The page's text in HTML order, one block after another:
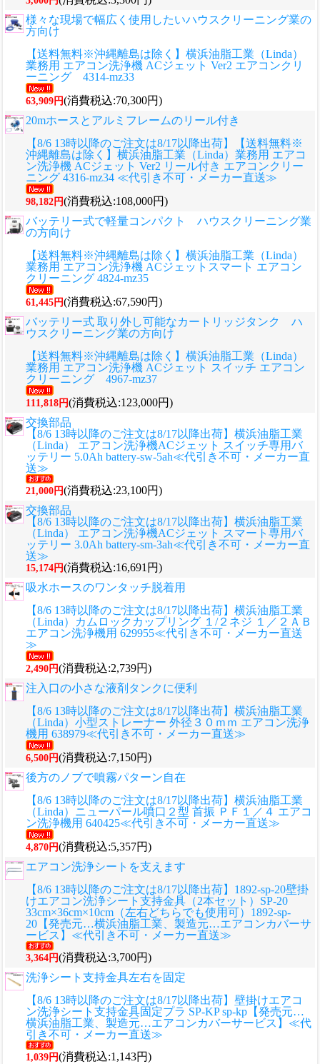
様々な現場で幅広く使用したいハウスクリーニング業の
方向け
【送料無料※沖縄離島は除く】横浜油脂工業（Linda）
業務用 エアコン洗浄機 ACジェット Ver2 エアコンクリ
ーニング 4314-mz33
63,909円(消費税込:70,300円)
20mホースとアルミフレームのリール付き
【8/6 13時以降のご注文は8/17以降出荷】【送料無料※
沖縄離島は除く】横浜油脂工業（Linda）業務用 エアコ
ン洗浄機 ACジェット Ver2 リール付き エアコンクリー
ニング 4316-mz34 ≪代引き不可・メーカー直送≫
98,182円(消費税込:108,000円)
バッテリー式で軽量コンパクト ハウスクリーニング業
の方向け
【送料無料※沖縄離島は除く】横浜油脂工業（Linda）
業務用 エアコン洗浄機 ACジェットスマート エアコン
クリーニング 4824-mz35
61,445円(消費税込:67,590円)
バッテリー式 取り外し可能なカートリッジタンク ハ
ウスクリーニング業の方向け
【送料無料※沖縄離島は除く】横浜油脂工業（Linda）
業務用 エアコン洗浄機 ACジェット スイッチ エアコン
クリーニング 4967-mz37
111,818円(消費税込:123,000円)
交換部品
【8/6 13時以降のご注文は8/17以降出荷】横浜油脂工業
（Linda） エアコン洗浄機ACジェット スイッチ専用バ
ッテリー 5.0Ah battery-sw-5ah≪代引き不可・メーカー直
送≫
21,000円(消費税込:23,100円)
交換部品
【8/6 13時以降のご注文は8/17以降出荷】横浜油脂工業
（Linda） エアコン洗浄機ACジェット スマート専用バ
ッテリー 3.0Ah battery-sm-3ah≪代引き不可・メーカー直
送≫
15,174円(消費税込:16,691円)
吸水ホースのワンタッチ脱着用
【8/6 13時以降のご注文は8/17以降出荷】横浜油脂工業
（Linda）カムロックカップリング １/２ネジ １／２ＡＢ
エアコン洗浄機用 629955≪代引き不可・メーカー直送
≫
2,490円(消費税込:2,739円)
注入口の小さな液剤タンクに便利
【8/6 13時以降のご注文は8/17以降出荷】横浜油脂工業
（Linda）小型ストレーナー 外径３０ｍｍ エアコン洗浄
機用 638979≪代引き不可・メーカー直送≫
6,500円(消費税込:7,150円)
後方のノブで噴霧パターン自在
【8/6 13時以降のご注文は8/17以降出荷】横浜油脂工業
（Linda）ニューパール噴口２型 首振 ＰＦ１／４ エアコ
ン洗浄機用 640425≪代引き不可・メーカー直送≫
4,870円(消費税込:5,357円)
エアコン洗浄シートを支えます
【8/6 13時以降のご注文は8/17以降出荷】1892-sp-20壁掛
けエアコン洗浄シート支持金具（2本セット）SP-20
33cm×36cm×10cm（左右どちらでも使用可）1892-sp-
20【発売元…横浜油脂工業、製造元…エアコンカバーサ
ービス】≪代引き不可・メーカー直送≫
3,364円(消費税込:3,700円)
洗浄シート支持金具左右を固定
【8/6 13時以降のご注文は8/17以降出荷】壁掛けエアコ
ン洗浄シート支持金具固定プラ SP-KP sp-kp【発売元…
横浜油脂工業、製造元…エアコンカバーサービス】≪代
引き不可・メーカー直送≫
1,039円(消費税込:1,143円)